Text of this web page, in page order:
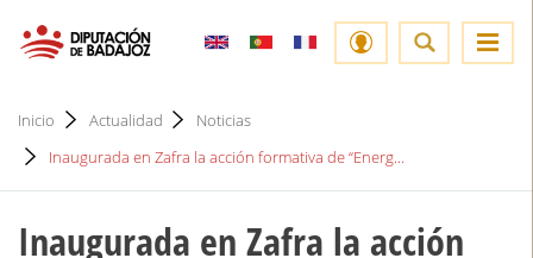
Inicio Actualidad
Noticias
Inaugurada en Zafra la acción formativa de ‘‘Energ...
Inaugurada en Zafra la acción